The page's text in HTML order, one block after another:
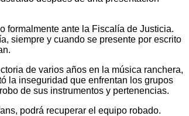
formalmente ante la Fiscalía de Justicia.
siempre y cuando se presente por escrito
de varios años en la música ranchera,
la inseguridad que enfrentan los grupos
de sus instrumentos y pertenencias.
podrá recuperar el equipo robado.